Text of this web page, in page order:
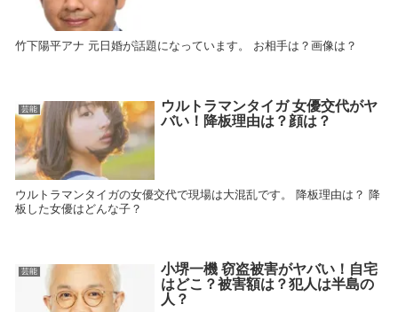
竹下陽平アナ 元日婚が話題になっています。 お相手は？画像は？
芸能
ウルトラマンタイガ 女優交代がヤ
バい！降板理由は？顔は？
ウルトラマンタイガの女優交代で現場は大混乱です。 降板理由は？ 降
板した女優はどんな子？
芸能
小堺一機 窃盗被害がヤバい！自宅
はどこ？被害額は？犯人は半島の
人？